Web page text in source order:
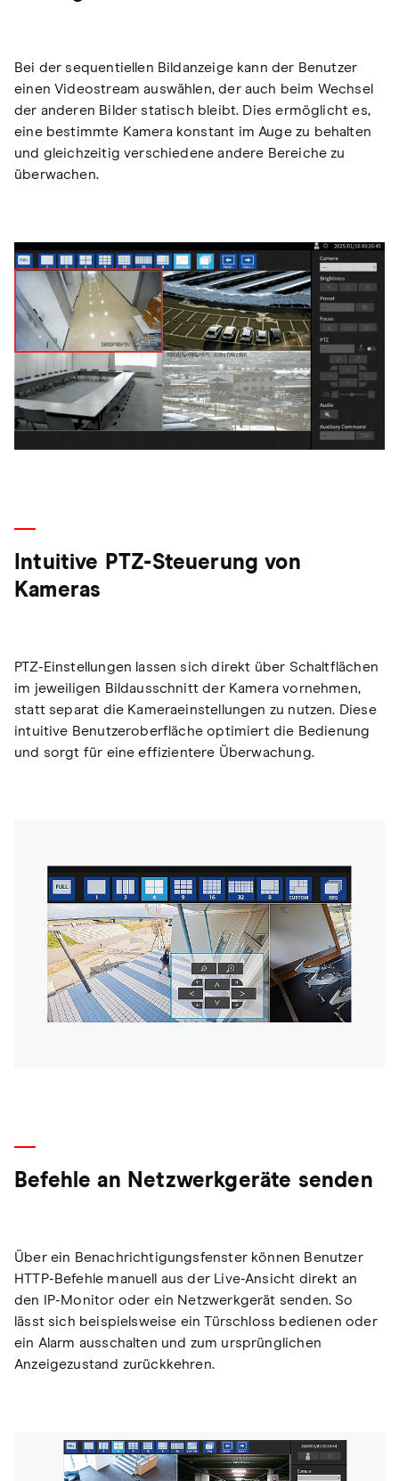
Bei der sequentiellen Bildanzeige kann der Benutzer
einen Videostream auswählen, der auch beim Wechsel
der anderen Bilder statisch bleibt. Dies ermöglicht es,
eine bestimmte Kamera konstant im Auge zu behalten
und gleichzeitig verschiedene andere Bereiche zu
überwachen.
Intuitive PTZ-Steuerung von
Kameras
PTZ-Einstellungen lassen sich direkt über Schaltflächen
im jeweiligen Bildausschnitt der Kamera vornehmen,
statt separat die Kameraeinstellungen zu nutzen. Diese
intuitive Benutzeroberfläche optimiert die Bedienung
und sorgt für eine effizientere Überwachung.
Befehle an Netzwerkgeräte senden
Über ein Benachrichtigungsfenster können Benutzer
HTTP-Befehle manuell aus der Live-Ansicht direkt an
den IP-Monitor oder ein Netzwerkgerät senden. So
lässt sich beispielsweise ein Türschloss bedienen oder
ein Alarm ausschalten und zum ursprünglichen
Anzeigezustand zurückkehren.